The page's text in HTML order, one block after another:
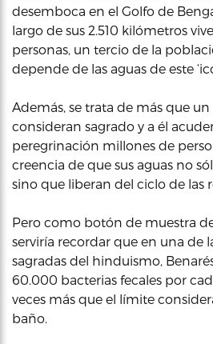
desemboca en el Golfo de
largo de sus 2.510 kilómetros
personas, un tercio de la
depende de las aguas de este
Además, se trata de más que
consideran sagrado y a él
peregrinación millones de
creencia de que sus aguas no
sino que liberan del ciclo de las
Pero como botón de muestra
serviría recordar que en una de
sagradas del hinduismo,
60.000 bacterias fecales por
veces más que el límite
baño.